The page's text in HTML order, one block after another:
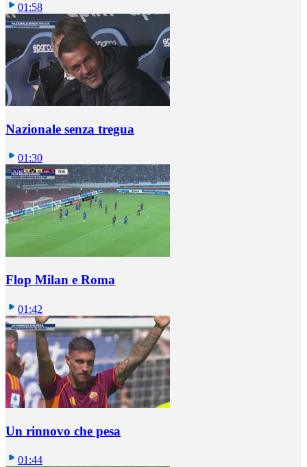
01:58
Nazionale senza tregua
01:30
Flop Milan e Roma
01:42
Un rinnovo che pesa
01:44